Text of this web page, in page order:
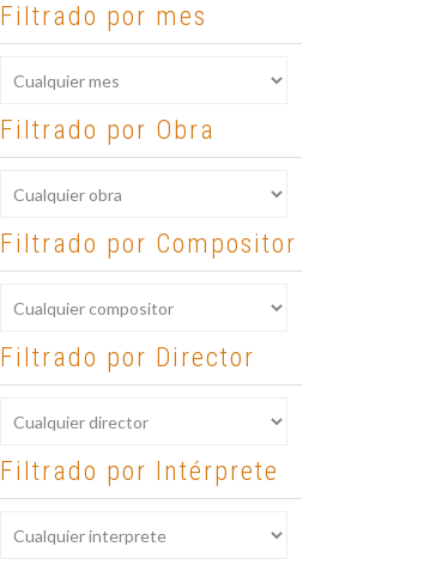
Filtrado por mes
Filtrado por Obra
Filtrado por Compositor
Filtrado por Director
Filtrado por Intérprete